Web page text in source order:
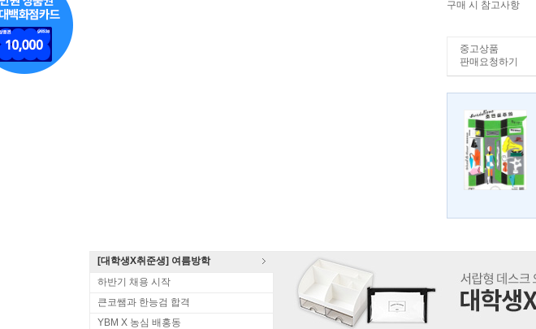
구매 시 참고사항
중고상품
판매요청하기
[대학생X취준생] 여름방학
하반기 채용 시작
큰코쌤과 한능검 합격
YBM X 농심 배홍동